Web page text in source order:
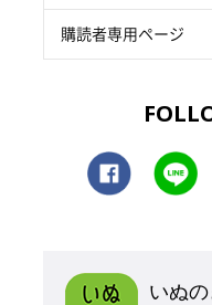
購読者専用ページ
いぬ